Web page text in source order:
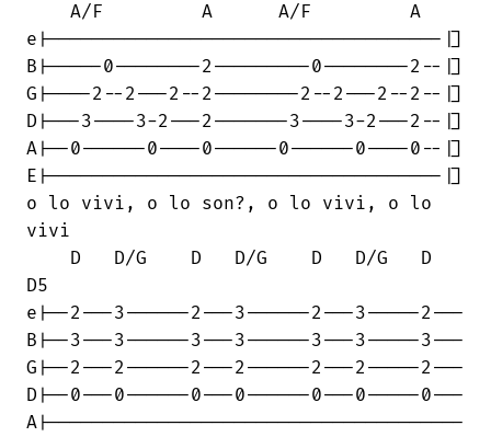
    A/F         A      A/F         A
e|------------------------------------|]
B|-----0--------2---------0--------2--|]
G|----2--2---2--2--------2--2---2--2--|]
D|---3----3-2---2-------3----3-2---2--|]
A|--0------0----0------0------0----0--|]
E|------------------------------------|]
o lo vivi, o lo son?, o lo vivi, o lo
vivi
    D   D/G    D   D/G    D   D/G   D
D5
e|--2---3------2---3------2---3-----2---
B|--3---3------3---3------3---3-----3---
G|--2---2------2---2------2---2-----2---
D|--0---0------0---0------0---0-----0---
A|--------------------------------------